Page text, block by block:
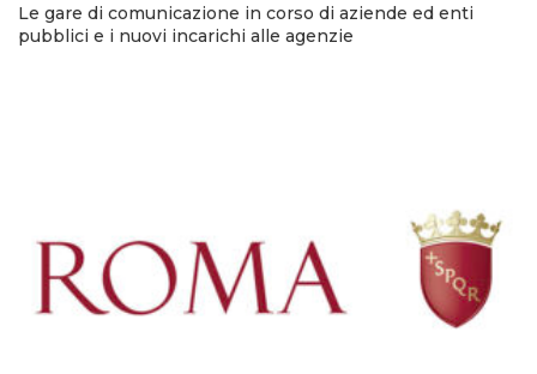
Le gare di comunicazione in corso di aziende ed enti
pubblici e i nuovi incarichi alle agenzie